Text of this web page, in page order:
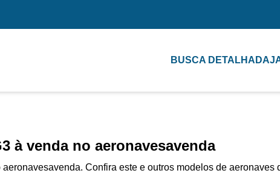
BUSCA DETALHADA
à venda no aeronavesavenda
Confira este e outros modelos de aeronaves